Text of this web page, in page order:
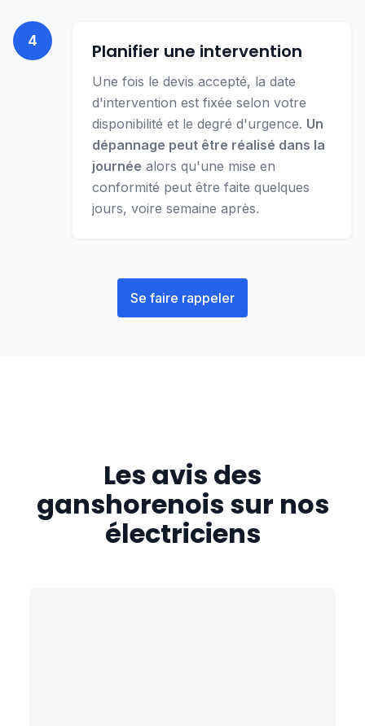
4 Planifier une intervention
Une fois le devis accepté, la date
d'intervention est fixée selon votre
disponibilité et le degré d'urgence. Un
dépannage peut être réalisé dans la
journée alors qu'une mise en
conformité peut être faite quelques
jours, voire semaine après.
Se faire rappeler
Les avis des
ganshorenois sur nos
électriciens